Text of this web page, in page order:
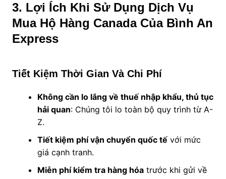
3. Lợi Ích Khi Sử Dụng Dịch Vụ
Mua Hộ Hàng Canada Của Bình An
Express
Tiết Kiệm Thời Gian Và Chi Phí
Không cần lo lắng về thuế nhập khẩu, thủ tục
hải quan: Chúng tôi lo toàn bộ quy trình từ A-
Z.
Tiết kiệm phí vận chuyển quốc tếvới mức
giá cạnh tranh.
Miễn phí kiểm tra hàng hóatrước khi gửi về